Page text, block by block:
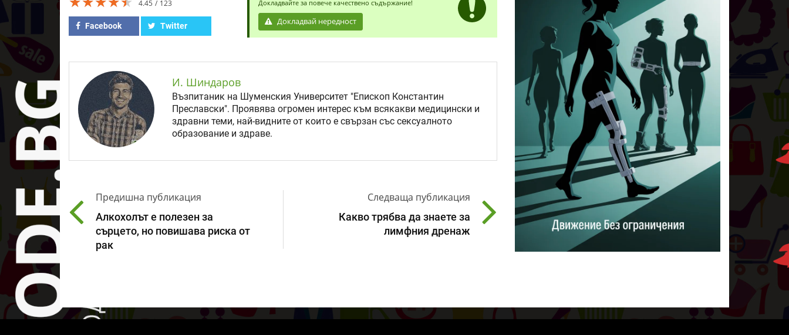
4.45 123
Facebook Twitter
Докладвайте за повече качествено съдържание!
Докладвай нередност
И. Шиндаров
Възпитаник на Шуменския Университет "Епископ Константин
Преславски". Проявява огромен интерес към всякакви медицински и
здравни теми, най-видните от които е свързан със сексуалното
образование и здраве.
Предишна публикация
Алкохолът е полезен за
сърцето, но повишава риска от
рак
Следваща публикация
Какво трябва да знаете за
лимфния дренаж